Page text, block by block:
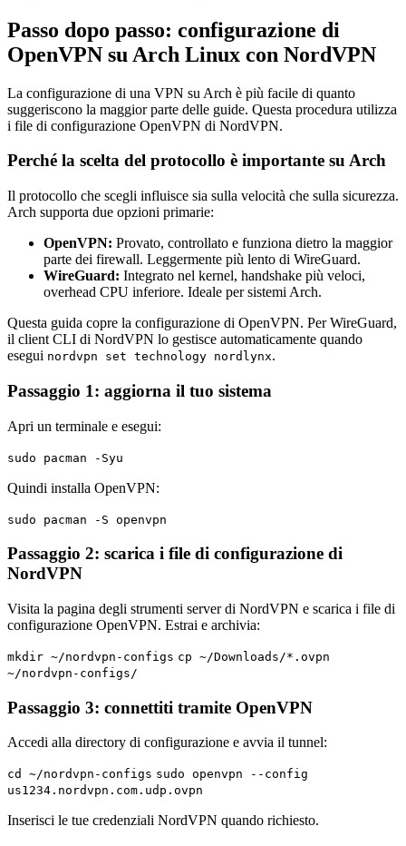
Passo dopo passo: configurazione di
OpenVPN su Arch Linux con NordVPN
La configurazione di una VPN su Arch è più facile di quanto
suggeriscono la maggior parte delle guide. Questa procedura utilizza
i file di configurazione OpenVPN di NordVPN.
Perché la scelta del protocollo è importante su Arch
Il protocollo che scegli influisce sia sulla velocità che sulla sicurezza.
Arch supporta due opzioni primarie:
OpenVPN: Provato, controllato e funziona dietro la maggior
parte dei firewall. Leggermente più lento di WireGuard.
WireGuard: Integrato nel kernel, handshake più veloci,
overhead CPU inferiore. Ideale per sistemi Arch.
Questa guida copre la configurazione di OpenVPN. Per WireGuard,
il client CLI di NordVPN lo gestisce automaticamente quando
esegui nordvpn set technology nordlynx.
Passaggio 1: aggiorna il tuo sistema
Apri un terminale e esegui:
sudo pacman -Syu
Quindi installa OpenVPN:
sudo pacman -S openvpn
Passaggio 2: scarica i file di configurazione di
NordVPN
Visita la pagina degli strumenti server di NordVPN e scarica i file di
configurazione OpenVPN. Estrai e archivia:
mkdir ~/nordvpn-configs cp ~/Downloads/*.ovpn
~/nordvpn-configs/
Passaggio 3: connettiti tramite OpenVPN
Accedi alla directory di configurazione e avvia il tunnel:
cd ~/nordvpn-configs sudo openvpn --config
us1234.nordvpn.com.udp.ovpn
Inserisci le tue credenziali NordVPN quando richiesto.